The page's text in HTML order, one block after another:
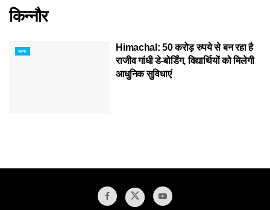
किन्नौर
ऊना
Himachal: 50 करोड़ रुपये से बन रहा है
राजीव गांधी डे-बोर्डिंग, विद्यार्थियों को मिलेगी
आधुनिक सुविधाएं